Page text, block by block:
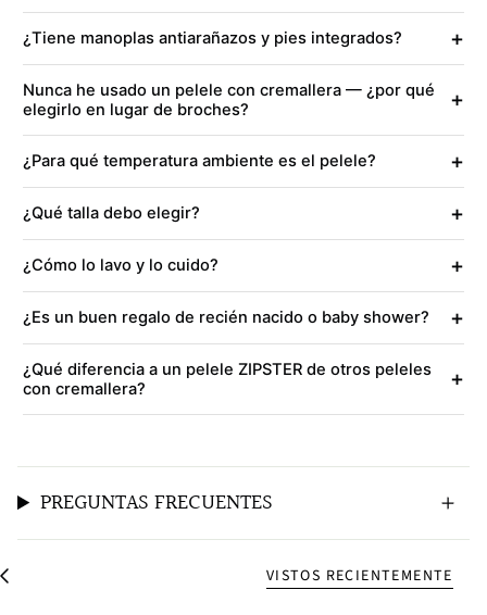
¿Tiene manoplas antiarañazos y pies integrados? +
Nunca he usado un pelele con cremallera — ¿por qué
elegirlo en lugar de broches?
+
¿Para qué temperatura ambiente es el pelele? +
¿Qué talla debo elegir? +
¿Cómo lo lavo y lo cuido? +
¿Es un buen regalo de recién nacido o baby shower? +
¿Qué diferencia a un pelele ZIPSTER de otros peleles
con cremallera?
+
PREGUNTAS FRECUENTES
VISTOS RECIENTEMENTE